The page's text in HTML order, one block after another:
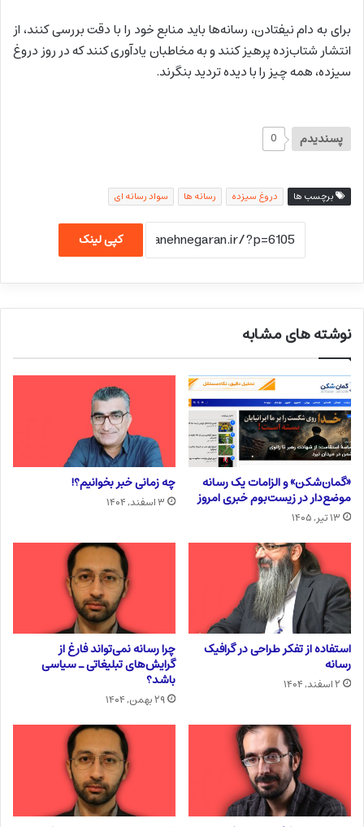
برای به دام نیفتادن، رسانه‌ها باید منابع خود را با دقت بررسی کنند، از
انتشار شتاب‌زده پرهیز کنند و به مخاطبان یادآوری کنند که در روز دروغ
سیزده، همه چیز را با دیده تردید بنگرند.
پسندیدم 0
برچسب ها دروغ سیزده رسانه ها سواد رسانه ای
کپی لینک
نوشته های مشابه
«گمان‌شکن» و الزامات یک رسانه
موضع‌دار در زیست‌بوم خبری امروز
۱۳ تیر, ۱۴۰۵
چه زمانی خبر بخوانیم؟!
۳ اسفند, ۱۴۰۴
استفاده از تفکر طراحی در گرافیک
رسانه
۲ اسفند, ۱۴۰۴
چرا رسانه نمی‌تواند فارغ از
گرایش‌های تبلیغاتی ـ سیاسی
باشد؟
۲۹ بهمن, ۱۴۰۴